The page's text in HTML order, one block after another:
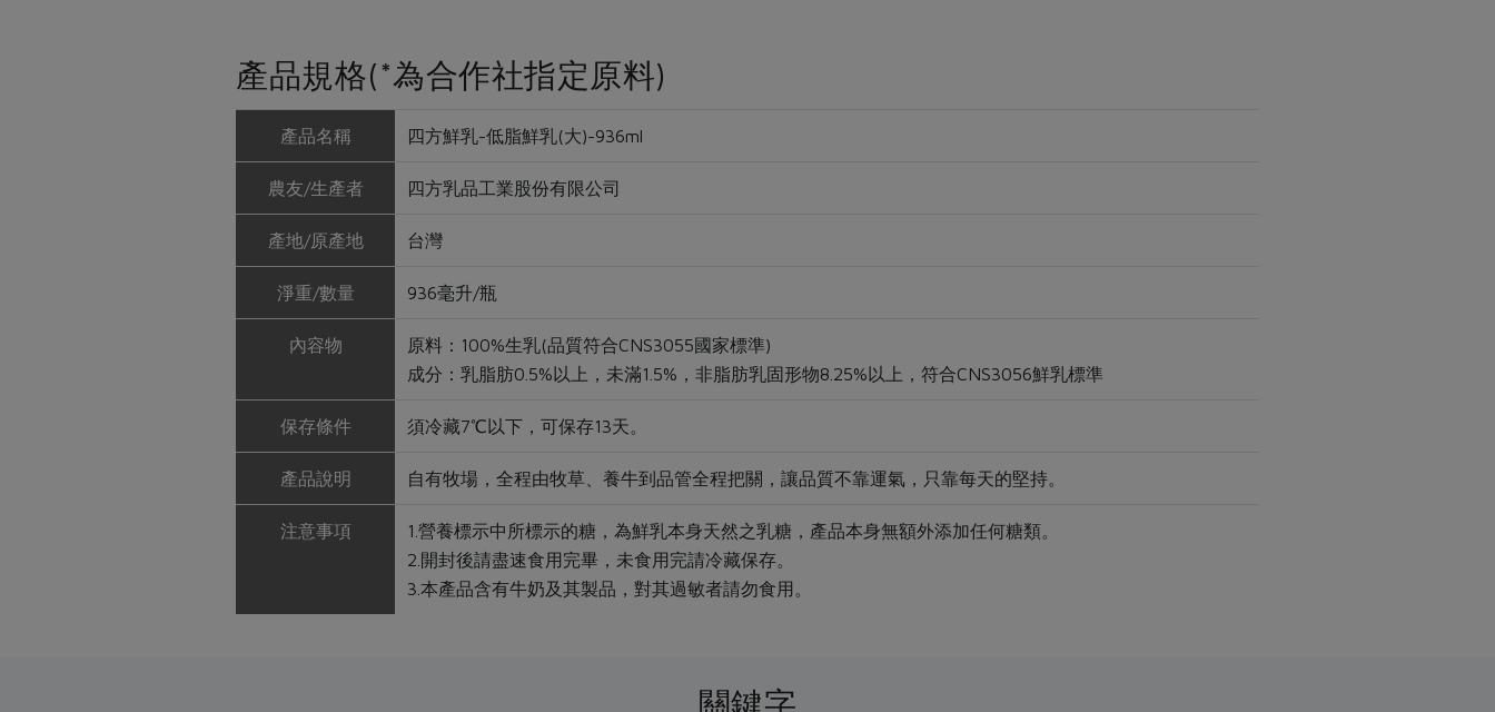
產品規格(*為合作社指定原料)
產品名稱 四方鮮乳-低脂鮮乳(大)-936ml
農友/生產者 四方乳品工業股份有限公司
產地/原產地 台灣
淨重/數量 936毫升/瓶
內容物
原料：100%生乳(品質符合CNS3055國家標準)
成分：乳脂肪0.5%以上，未滿1.5%，非脂肪乳固形物8.25%以上，符合CNS3056鮮乳標準
保存條件 須冷藏7℃以下，可保存13天。
產品說明 自有牧場，全程由牧草、養牛到品管全程把關，讓品質不靠運氣，只靠每天的堅持。
注意事項
1.營養標示中所標示的糖，為鮮乳本身天然之乳糖，產品本身無額外添加任何糖類。
2.開封後請盡速食用完畢，未食用完請冷藏保存。
3.本產品含有牛奶及其製品，對其過敏者請勿食用。
關鍵字